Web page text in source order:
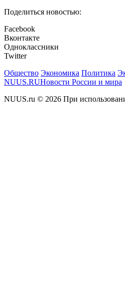
Поделиться новостью:
Facebook
Вконтакте
Одноклассники
Twitter
Общество Экономика Политика
NUUS.RUНовости России и мира
NUUS.ru © 2026 При